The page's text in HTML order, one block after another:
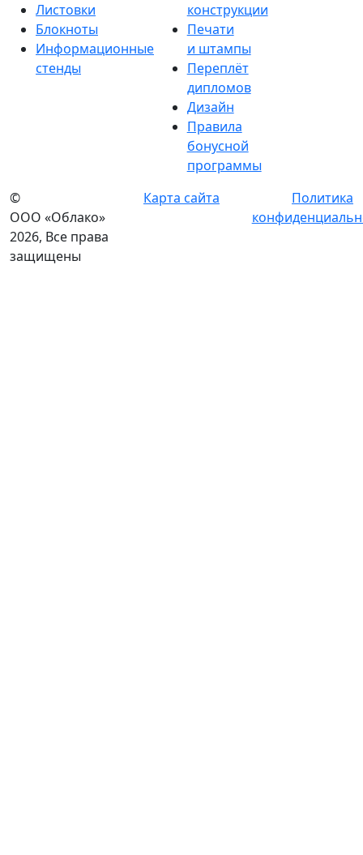
Листовки
Блокноты
Информационные
стенды
конструкции
Печати
и штампы
Переплёт
дипломов
Дизайн
Правила
бонусной
программы
©
ООО «Облако»
2026, Все права
защищены
Карта сайта
Политика